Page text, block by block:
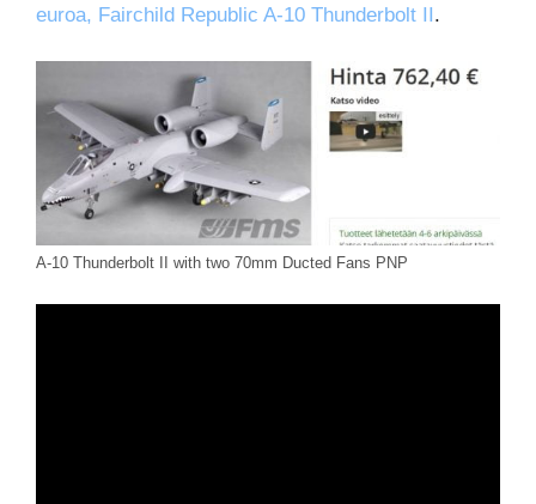
euroa, Fairchild Republic A-10 Thunderbolt II .
A-10 Thunderbolt II with two 70mm Ducted Fans PNP